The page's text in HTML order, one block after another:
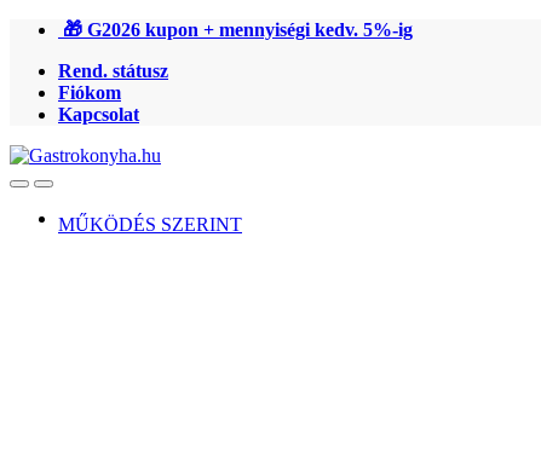
Ugrás
navigációhoz
Ugrás
tartalomra
🎁 G2026 kupon + mennyiségi kedv. 5%-ig
Rend. státusz
Fiókom
Kapcsolat
OpenClose
MŰKÖDÉS SZERINT